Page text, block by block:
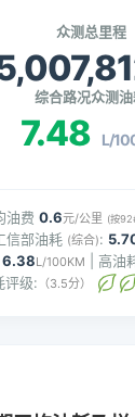
众测总里程
综合路况众测
7.48 L/
油费 0.6元/公里 (按
信部油耗 (综合):
6.38L/100KM | 高油
评级: （3.5分）